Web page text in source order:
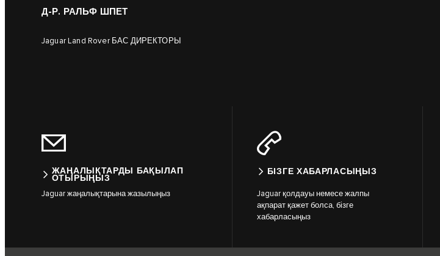
Д-Р. РАЛЬФ ШПЕТ
Jaguar Land Rover БАС ДИРЕКТОРЫ
ЖАҢАЛЫҚТАРДЫ БАҚЫЛАП
ОТЫРЫҢЫЗ
Jaguar жаңалықтарына жазылыңыз
БІЗГЕ ХАБАРЛАСЫҢЫЗ
Jaguar қолдауы немесе жалпы
ақпарат қажет болса, бізге
хабарласыңыз